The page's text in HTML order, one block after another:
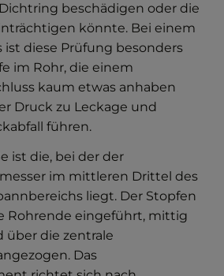
beschädigen oder die
könnte. Bei einem
ist diese Prüfung besonders
im Rohr, die einem
kaum etwas anhaben
Druck zu Leckage und
führen.
ist die, bei der der
im mittleren Drittel des
liegt. Der Stopfen
Rohrende eingeführt, mittig
über die zentrale
Das